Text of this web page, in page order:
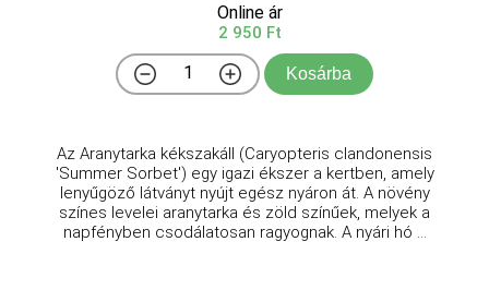
Online ár
2 950 Ft
Kosárba
Az Aranytarka kékszakáll (Caryopteris clandonensis
'Summer Sorbet') egy igazi ékszer a kertben, amely
lenyűgöző látványt nyújt egész nyáron át. A növény
színes levelei aranytarka és zöld színűek, melyek a
napfényben csodálatosan ragyognak. A nyári hó ...